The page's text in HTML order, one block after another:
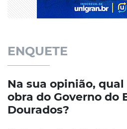
ENQUETE
Na sua opinião,
obra do Governo do
Dourados?